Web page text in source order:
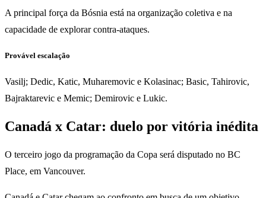
A principal força da Bósnia está na organização coletiva e na
capacidade de explorar contra-ataques.
Provável escalação
Vasilj; Dedic, Katic, Muharemovic e Kolasinac; Basic, Tahirovic,
Bajraktarevic e Memic; Demirovic e Lukic.
Canadá x Catar: duelo por vitória inédita
O terceiro jogo da programação da Copa será disputado no BC
Place, em Vancouver.